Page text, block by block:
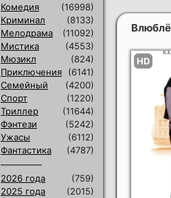
Комедия
(16998)
Криминал
(8133)
Мелодрама
(11092)
Мистика
(4553)
Мюзикл
(824)
Приключения
(6141)
Семейный
(4200)
Спорт
(1220)
Триллер
(11644)
Фэнтези
(5242)
Ужасы
(6112)
Фантастика
(4787)
2026 года
(759)
2025 года
(2015)